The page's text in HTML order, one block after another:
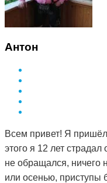
поликлинике сказал,
опытного специалиста
Антон
Всем привет! Я
этого я 12 лет страдал
не обращался, ничего
или осенью, приступы